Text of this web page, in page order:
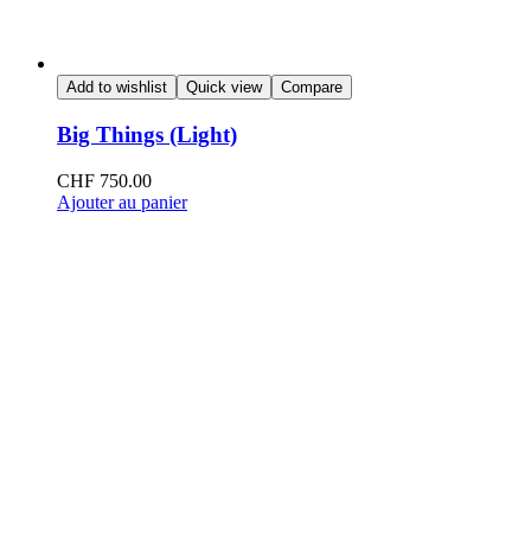
Add to wishlist Quick view Compare
Big Things (Light)
CHF 750.00
Ajouter au panier